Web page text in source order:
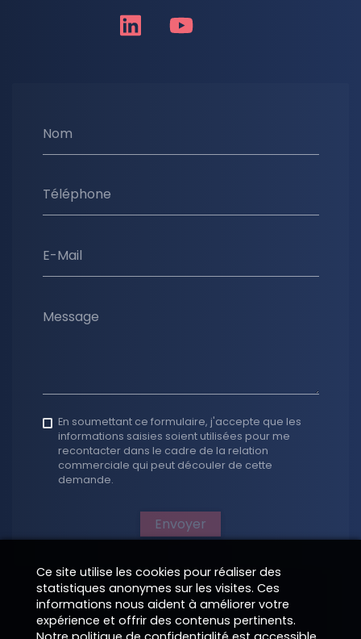
Nom
Téléphone
E-Mail
Message
En soumettant ce formulaire, j'accepte que les
informations saisies soient utilisées pour me
recontacter dans le cadre de la relation
commerciale qui peut découler de cette
demande.
Envoyer
Ce site utilise les cookies pour réaliser des
statistiques anonymes sur les visites. Ces
informations nous aident à améliorer votre
expérience et offrir des contenus pertinents.